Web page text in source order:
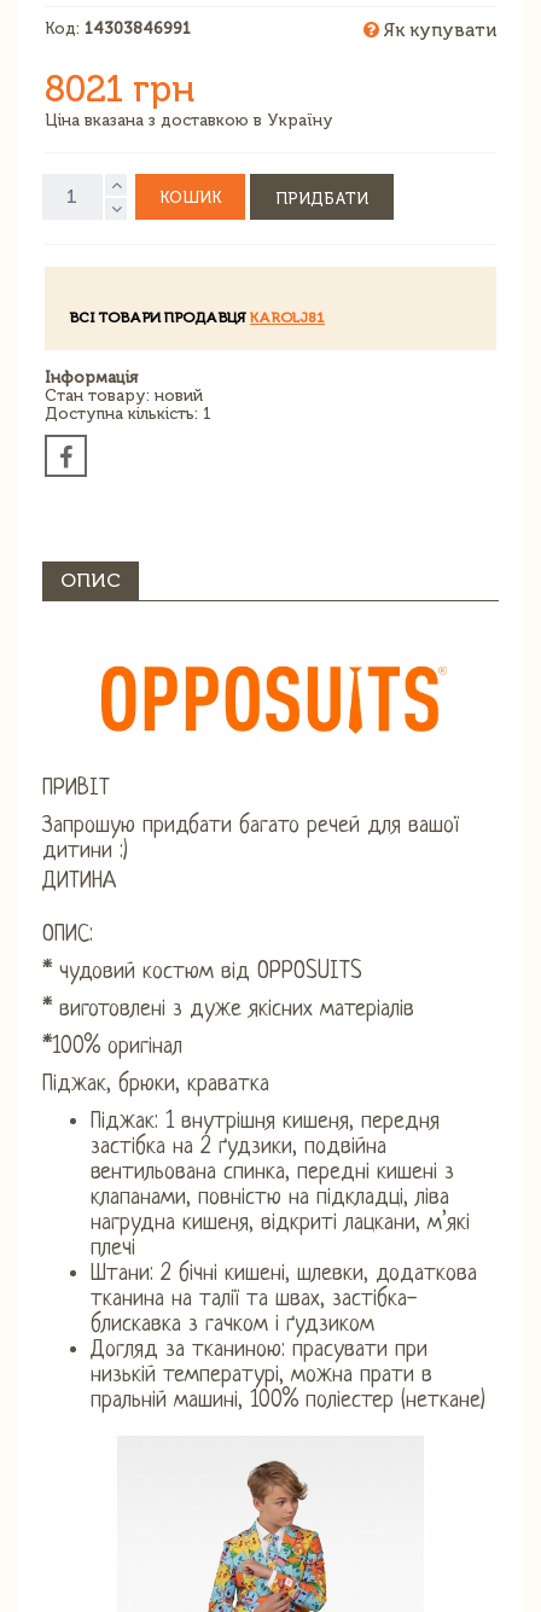
Код: 14303846991 Як купувати
8021 грн
Ціна вказана з доставкою в Україну
КОШИК ПРИДБАТИ
ВСІ ТОВАРИ ПРОДАВЦЯ KAROLJ81
Інформація
Стан товару: новий
Доступна кількість: 1
ОПИС
ПРИВІТ
Запрошую придбати багато речей для вашої
дитини :)
ДИТИНА
ОПИС:
* чудовий костюм від OPPOSUITS
* виготовлені з дуже якісних матеріалів
*100% оригінал
Піджак, брюки, краватка
Піджак: 1 внутрішня кишеня, передня
застібка на 2 ґудзики, подвійна
вентильована спинка, передні кишені з
клапанами, повністю на підкладці, ліва
нагрудна кишеня, відкриті лацкани, м’які
плечі
Штани: 2 бічні кишені, шлевки, додаткова
тканина на талії та швах, застібка-
блискавка з гачком і ґудзиком
Догляд за тканиною: прасувати при
низькій температурі, можна прати в
пральній машині, 100% поліестер (неткане)